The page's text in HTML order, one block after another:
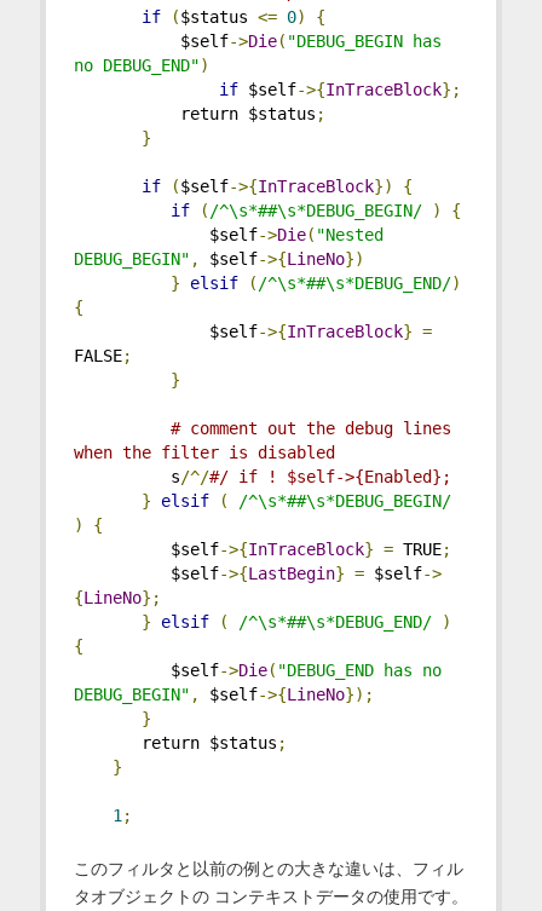
if
($status <= 0)
{
$self->Die( "DEBUG_BEGIN has
no DEBUG_END")
if $self->{InTraceBlock};
return $status ;
}
if ($self->{InTraceBlock})
{
if
(/^\s*##\s*DEBUG_BEGIN/ )
{
$self->Die( "Nested
DEBUG_BEGIN" , $self->{LineNo})
}
elsif (/^\s*##\s*DEBUG_END/)
{
$self->{InTraceBlock} =
FALSE;
}
# comment out the debug lines
when the filter is disabled
s/^/#/ if ! $self->{Enabled};
}
elsif (
/^\s*##\s*DEBUG_BEGIN/
)
{
$self->{InTraceBlock} = TRUE;
$self->{LastBegin} = $self->
{LineNo};
}
elsif ( /^\s*##\s*DEBUG_END/
)
{
$self->Die( "DEBUG_END has no
DEBUG_BEGIN" , $self->{LineNo});
}
return $status ;
}
1;
このフィルタと以前の例との大きな違いは、フィル
タオブジェクトの コンテキストデータの使用です。